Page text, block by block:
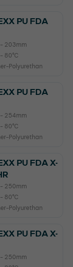
PU FDA
203mm
80°C
Polyurethan
PU FDA
254mm
80°C
Polyurethan
PU FDA X-
250mm
80°C
Polyurethan
PU FDA X-
250mm